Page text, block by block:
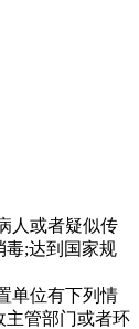
人或者疑似传
毒;达到国家规
单位有下列情
主管部门或者环